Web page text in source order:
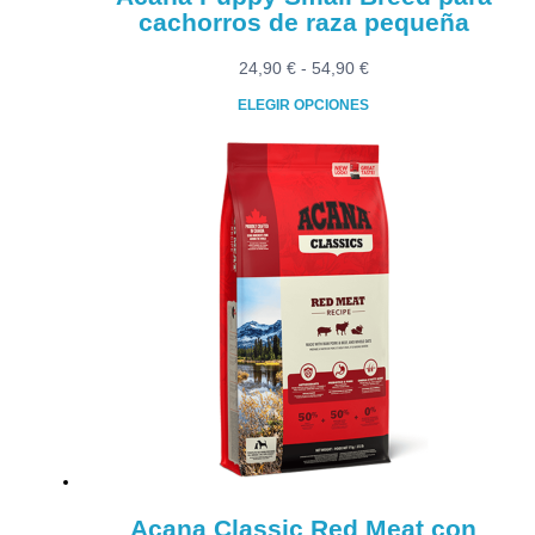
cachorros de raza pequeña
24,90 € - 54,90 €Rango
desde
24,90 €
hasta
54,90 €
ELEGIR OPCIONES
Este
producto
múltiples
variantes.
Las
opciones
se
pueden
elegir
en
la
página
Acana Classic Red Meat con